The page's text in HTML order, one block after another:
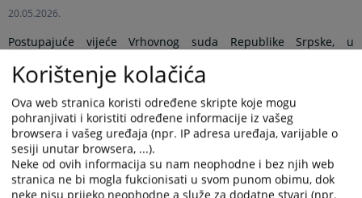
20.05.2026.
Postupajuće vijeće Vrhovnog suda Republike Srpske, u
optuženog V. R. zbog krivičnog djela ubistvo u pokušaju,
odlučujući o žalbama okružnog javnog tužioca i branioca
optuženog, donijelo je 17.4.2026. godine presudu kojom se
žalbe odbijaju kao neosnovane i potvrđuje presuda Okružnog
suda u Bijeljini broj 12 0 K 008606 25 K 2 od 2.12.2025. godine,
kojom je optuženi oglašen krivim zbog krivičnog djela ubistvo u
pokušaju iz člana 124. stav 1. u vezi sa članom 22. Krivičnog
zakonika Republike Srpske i osuđen na kaznu zatvora u
Korištenje kolačića
Ova web stranica koristi određene skripte koje mogu
pohranjivati i koristiti određene informacije iz vašeg
browsera i vašeg uređaja (npr. IP adresa uređaja, varijable o
sesiji unutar browsera, ...).
Neke od ovih informacija su nam neophodne i bez njih web
stranica ne bi mogla fukcionisati u svom punom obimu, dok
neke nisu prijeko neophodne a služe za dodatne stvari (npr.